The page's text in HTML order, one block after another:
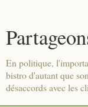
En politique,
bistro d'autant que
désaccords avec les